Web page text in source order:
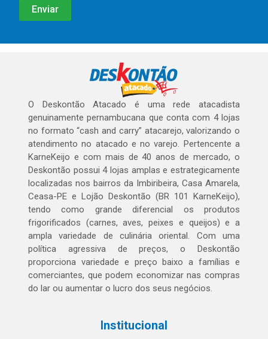
O Deskontão Atacado é uma rede atacadista
genuinamente pernambucana que conta com 4 lojas
no formato “cash and carry” atacarejo, valorizando o
atendimento no atacado e no varejo. Pertencente a
KarneKeijo e com mais de 40 anos de mercado, o
Deskontão possui 4 lojas amplas e estrategicamente
localizadas nos bairros da Imbiribeira, Casa Amarela,
Ceasa-PE e Lojão Deskontão (BR 101 KarneKeijo),
tendo como grande diferencial os produtos
frigorificados (carnes, aves, peixes e queijos) e a
ampla variedade de culinária oriental. Com uma
política agressiva de preços, o Deskontão
proporciona variedade e preço baixo a famílias e
comerciantes, que podem economizar nas compras
do lar ou aumentar o lucro dos seus negócios.
Institucional